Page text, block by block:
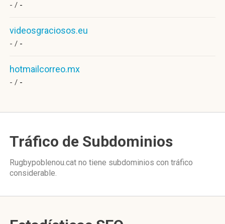
- / -
videosgraciosos.eu
- / -
hotmailcorreo.mx
- / -
Tráfico de Subdominios
Rugbypoblenou.cat no tiene subdominios con tráfico
considerable.